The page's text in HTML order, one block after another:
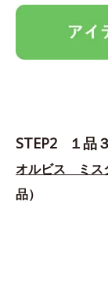
STEP2 １品
オルビス ミス
品）